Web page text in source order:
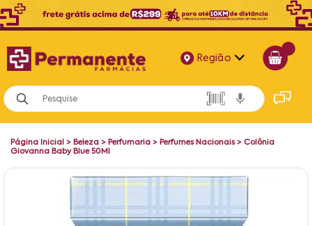
Região
Alagoas
Bahia
Pernambuco
Página Inicial > Beleza > Perfumaria > Perfumes Nacionais> Colônia
Giovanna Baby Blue 50Ml